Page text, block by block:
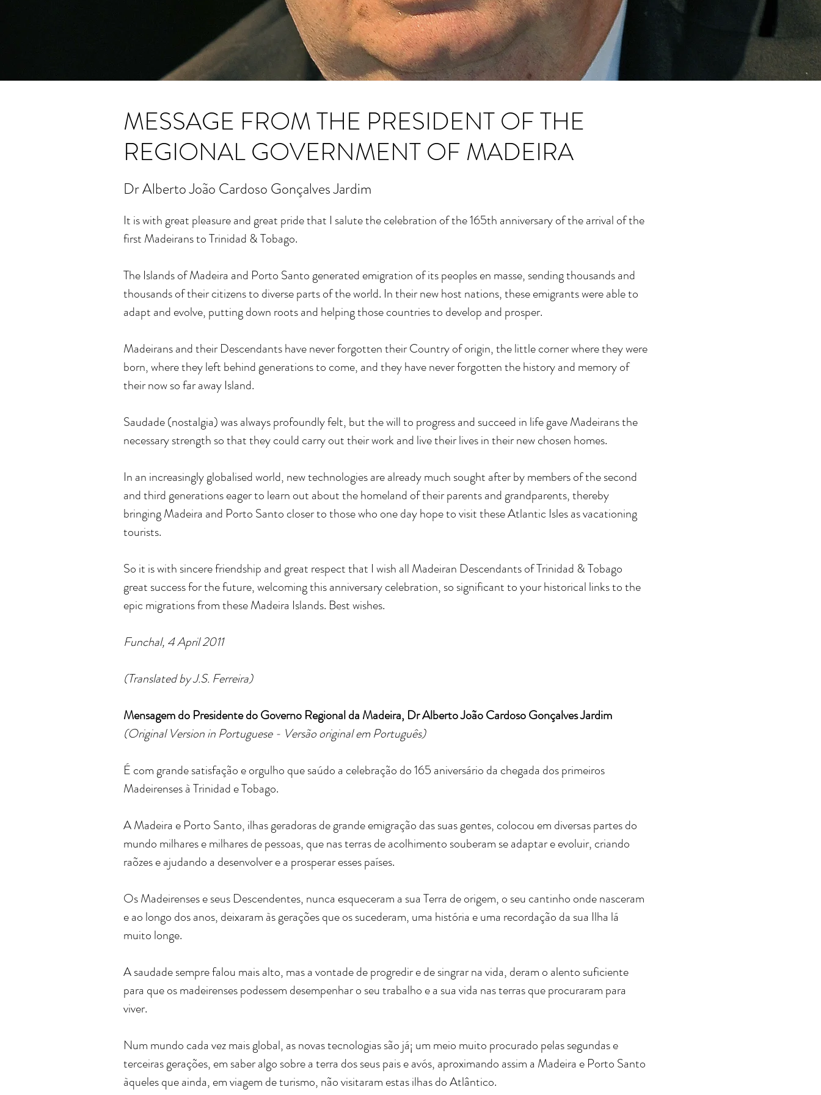
MESSAGE FROM THE PRESIDENT OF THE
REGIONAL GOVERNMENT OF MADEIRA
Dr Alberto João Cardoso Gonçalves Jardim
It is with great pleasure and great pride that I salute the celebration of the 165th anniversary of the arrival of the
first Madeirans to Trinidad & Tobago.
The Islands of Madeira and Porto Santo generated emigration of its peoples en masse, sending thousands and
thousands of their citizens to diverse parts of the world. In their new host nations, these emigrants were able to
adapt and evolve, putting down roots and helping those countries to develop and prosper.
Madeirans and their Descendants have never forgotten their Country of origin, the little corner where they were
born, where they left behind generations to come, and they have never forgotten the history and memory of
their now so far away Island.
Saudade (nostalgia) was always profoundly felt, but the will to progress and succeed in life gave Madeirans the
necessary strength so that they could carry out their work and live their lives in their new chosen homes.
In an increasingly globalised world, new technologies are already much sought after by members of the second
and third generations eager to learn out about the homeland of their parents and grandparents, thereby
bringing Madeira and Porto Santo closer to those who one day hope to visit these Atlantic Isles as vacationing
tourists.
So it is with sincere friendship and great respect that I wish all Madeiran Descendants of Trinidad & Tobago
great success for the future, welcoming this anniversary celebration, so significant to your historical links to the
epic migrations from these Madeira Islands. Best wishes.
Funchal, 4 April 2011
(Translated by J.S. Ferreira)
Mensagem do Presidente do Governo Regional da Madeira, Dr Alberto João Cardoso Gonçalves Jardim
(Original Version in Portuguese - Versão original em Português)
É com grande satisfação e orgulho que saúdo a celebração do 165 aniversário da chegada dos primeiros
Madeirenses à Trinidad e Tobago.
A Madeira e Porto Santo, ilhas geradoras de grande emigração das suas gentes, colocou em diversas partes do
mundo milhares e milhares de pessoas, que nas terras de acolhimento souberam se adaptar e evoluir, criando
raõ­zes e ajudando a desenvolver e a prosperar esses países.
Os Madeirenses e seus Descendentes, nunca esqueceram a sua Terra de origem, o seu cantinho onde nasceram
e ao longo dos anos, deixaram às gerações que os sucederam, uma história e uma recordação da sua Ilha lá
muito longe.
A saudade sempre falou mais alto, mas a vontade de progredir e de singrar na vida, deram o alento suficiente
para que os madeirenses podessem desempenhar o seu trabalho e a sua vida nas terras que procuraram para
viver.
Num mundo cada vez mais global, as novas tecnologias são já¡ um meio muito procurado pelas segundas e
terceiras gerações, em saber algo sobre a terra dos seus pais e avós, aproximando assim a Madeira e Porto Santo
àqueles que ainda, em viagem de turismo, não visitaram estas ilhas do Atlântico.